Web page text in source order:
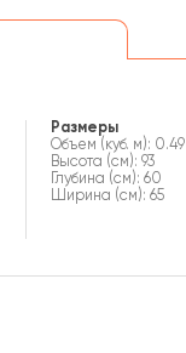
Размеры
Объем (куб. м): 0.49
Высота (см): 93
Глубина (см): 60
Ширина (см): 65